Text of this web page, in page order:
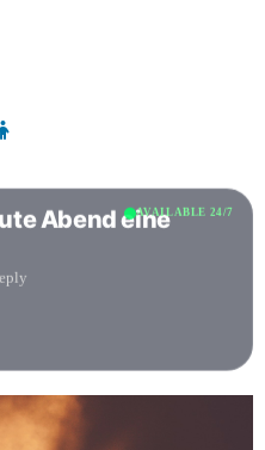
AVAILABLE 24/7
Abend eine